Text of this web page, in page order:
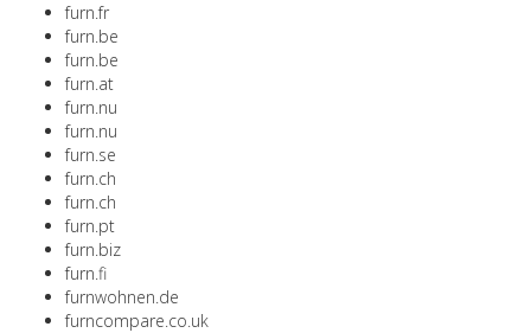
furn.fr
furn.be
furn.be
furn.at
furn.nu
furn.nu
furn.se
furn.ch
furn.ch
furn.pt
furn.biz
furn.fi
furnwohnen.de
furncompare.co.uk